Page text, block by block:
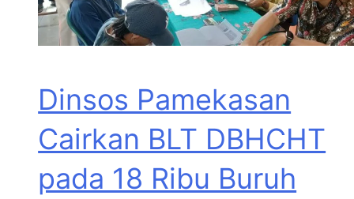
Dinsos Pamekasan
Cairkan BLT DBHCHT
pada 18 Ribu Buruh